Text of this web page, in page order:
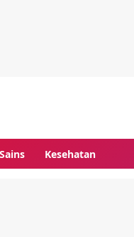
Sains Kesehatan